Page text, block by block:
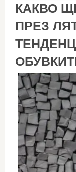
КАКВО
ПРЕЗ